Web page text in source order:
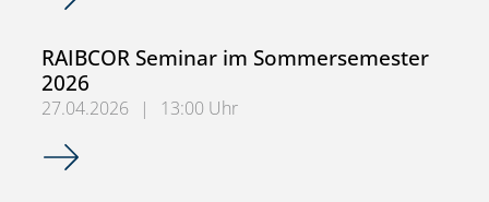
RAIBCOR Seminar im Sommersemester
2026
27.04.2026 |
13:00 Uhr
RAIBCOR Seminar im Sommersemester 2026